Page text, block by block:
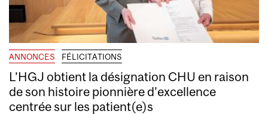
ANNONCES FÉLICITATIONS
L’HGJ obtient la désignation CHU en raison
de son histoire pionnière d’excellence
centrée sur les patient(e)s